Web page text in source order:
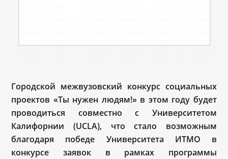
Городской межвузовский конкурс социальных
проектов «Ты нужен людям!» в этом году будет
проводиться совместно с Университетом
Калифорнии (UCLA), что стало возможным
благодаря победе Университета ИТМО в
конкурсе заявок в рамках программы